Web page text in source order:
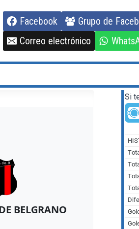
Facebook Grupo de
Correo electrónico
BELGRANO
Si